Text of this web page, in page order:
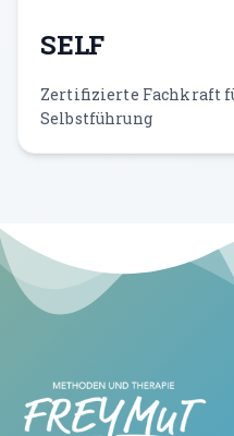
SELF
Zertifizierte Fachkraft
Selbstführung